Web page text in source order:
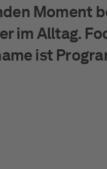
Moment
im Alltag.
ist